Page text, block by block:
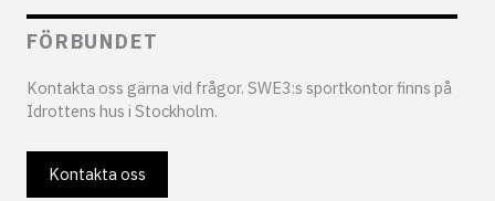
FÖRBUNDET
Kontakta oss gärna vid frågor. SWE3:s sportkontor finns på
Idrottens hus i Stockholm.
Kontakta oss